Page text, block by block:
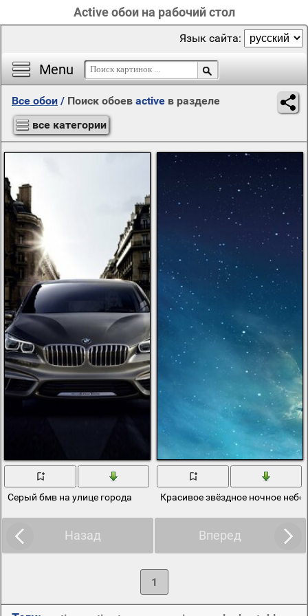
Active обои на рабочий стол
Menu
Язык сайта:
Все обои / Поиск обоев active в разделе
все категории
Серый бмв на улице города Красивое звёздное ночное небо
Назад Вперед
1